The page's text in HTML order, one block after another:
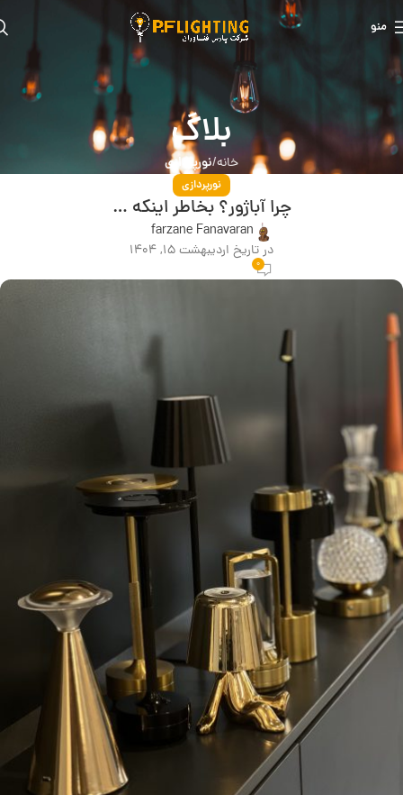
منو
بلاگ
خانه نورپردازی
نورپردازی
چرا آباژور؟ بخاطر اینکه …
farzane Fanavaran
در تاریخ اردیبهشت 15, 1404
0